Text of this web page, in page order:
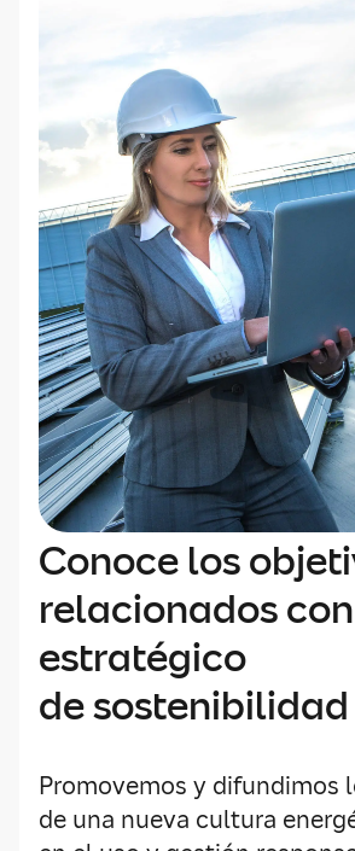
Conoce los
relacionados
estratégico
de sostenibilidad
Promovemos y difundimos
de una nueva cultura